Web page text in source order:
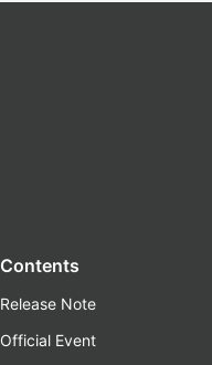
Contents
Release Note
Official Event